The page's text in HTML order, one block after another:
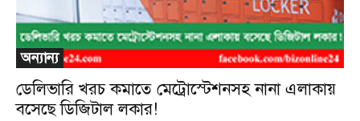
অন্যান্য
ডেলিভারি খরচ কমাতে মেট্রোস্টেশনসহ নানা এলাকায়
বসেছে ডিজিটাল লকার!